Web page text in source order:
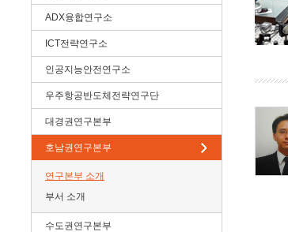
ADX융합연구소
ICT전략연구소
인공지능안전연구소
우주항공반도체전략연구단
대경권연구본부
호남권연구본부
연구본부 소개
부서 소개
수도권연구본부